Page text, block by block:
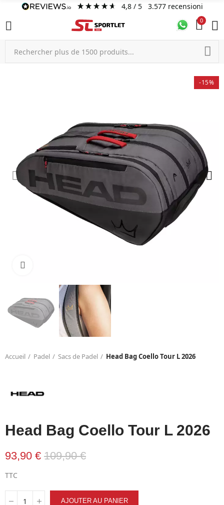
4,8/ 5 3.577 recensioni
0
-15%
Accueil Padel Sacs de Padel Head Bag Coello Tour L 2026
Head Bag Coello Tour L 2026
93,90 € 109,90 €
TTC
AJOUTER AU PANIER